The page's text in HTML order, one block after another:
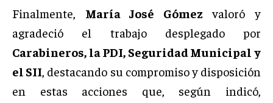
Finalmente, María José Gómez valoró y
agradeció el trabajo desplegado por
Carabineros, la PDI, Seguridad Municipal y
el SII, destacando su compromiso y disposición
en estas acciones que, según indicó,